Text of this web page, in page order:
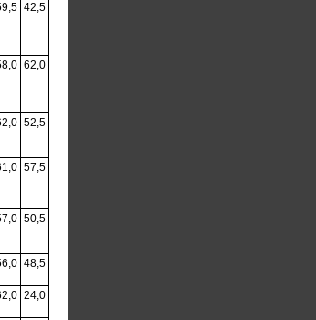
42,5
62,0
52,5
57,5
50,5
48,5
24,0